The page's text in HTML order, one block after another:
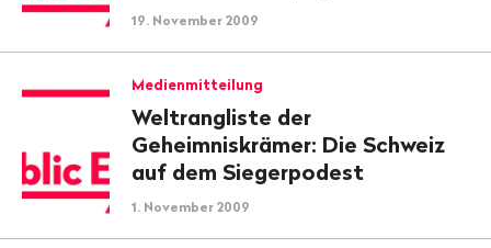
19. November 2009
Medienmitteilung
Weltrangliste der
Geheimniskrämer: Die Schweiz
auf dem Siegerpodest
1. November 2009